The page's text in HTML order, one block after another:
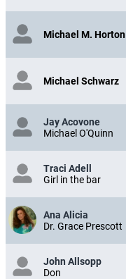
Michael M. Horton
Michael Schwarz
Jay Acovone
Michael O'Quinn
Traci Adell
Girl in the bar
Ana Alicia
Dr. Grace Prescott
John Allsopp
Don